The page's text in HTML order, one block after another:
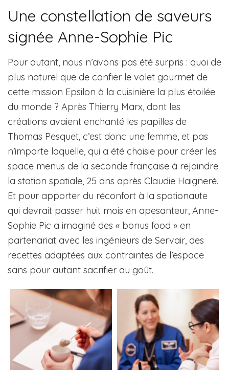
Une constellation de saveurs
signée Anne-Sophie Pic
Pour autant, nous n’avons pas été surpris : quoi de
plus naturel que de confier le volet gourmet de
cette mission Epsilon à la cuisinière la plus étoilée
du monde ? Après Thierry Marx, dont les
créations avaient enchanté les papilles de
Thomas Pesquet, c’est donc une femme, et pas
n’importe laquelle, qui a été choisie pour créer les
space menus de la seconde française à rejoindre
la station spatiale, 25 ans après Claudie Haigneré.
Et pour apporter du réconfort à la spationaute
qui devrait passer huit mois en apesanteur, Anne-
Sophie Pic a imaginé des « bonus food » en
partenariat avec les ingénieurs de Servair, des
recettes adaptées aux contraintes de l’espace
sans pour autant sacrifier au goût.